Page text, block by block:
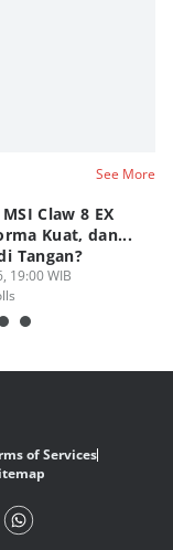
See More
Claw 8 EX
Kuat, dan...
Tangan?
19:00 WIB
of Services